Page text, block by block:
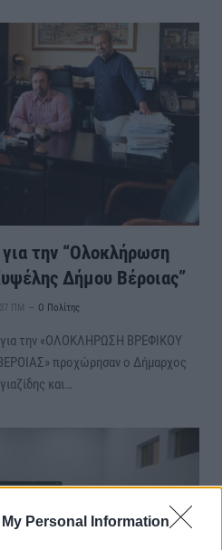
Personal Information
την “Ολοκλήρωση
Δήμου Βέροιας”
ΠΜ Ο Πολίτης
την «ΟΛΟΚΛΗΡΩΣΗ ΒΡΕΦΙΚΟΥ
προχώρησαν ο Δήμαρχος
και…